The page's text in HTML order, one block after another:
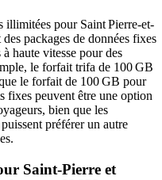
illimitées pour Saint Pierre-et-
packages de données fixes
haute vitesse pour des
le forfait trifa de 100 GB
le forfait de 100 GB pour
fixes peuvent être une option
bien que les
préférer un autre
Saint-Pierre et